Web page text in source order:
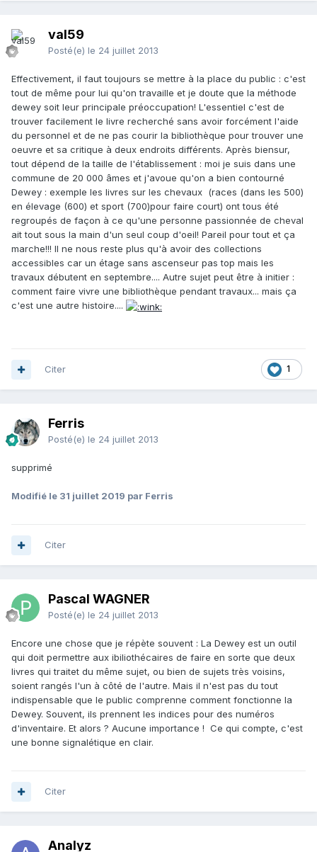
val59
Posté(e) le 24 juillet 2013
Effectivement, il faut toujours se mettre à la place du public : c'est
tout de même pour lui qu'on travaille et je doute que la méthode
dewey soit leur principale préoccupation! L'essentiel c'est de
trouver facilement le livre recherché sans avoir forcément l'aide
du personnel et de ne pas courir la bibliothèque pour trouver une
oeuvre et sa critique à deux endroits différents. Après biensur,
tout dépend de la taille de l'établissement : moi je suis dans une
commune de 20 000 âmes et j'avoue qu'on a bien contourné
Dewey : exemple les livres sur les chevaux (races (dans les 500)
en élevage (600) et sport (700)pour faire court) ont tous été
regroupés de façon à ce qu'une personne passionnée de cheval
ait tout sous la main d'un seul coup d'oeil! Pareil pour tout et ça
marche!!! Il ne nous reste plus qu'à avoir des collections
accessibles car un étage sans ascenseur pas top mais les
travaux débutent en septembre.... Autre sujet peut être à initier :
comment faire vivre une bibliothèque pendant travaux... mais ça
c'est une autre histoire....
1
Citer
Ferris
Posté(e) le 24 juillet 2013
supprimé
Modifié le 31 juillet 2019 par Ferris
Citer
Pascal WAGNER
Posté(e) le 24 juillet 2013
Encore une chose que je répète souvent : La Dewey est un outil
qui doit permettre aux ibiliothécaires de faire en sorte que deux
livres qui traitet du même sujet, ou bien de sujets très voisins,
soient rangés l'un à côté de l'autre. Mais il n'est pas du tout
indispensable que le public comprenne comment fonctionne la
Dewey. Souvent, ils prennent les indices pour des numéros
d'inventaire. Et alors ? Aucune importance ! Ce qui compte, c'est
une bonne signalétique en clair.
Citer
Analyz